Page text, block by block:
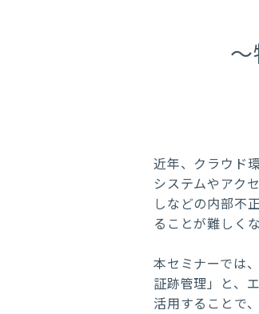
近年、クラウド
システムやアク
しなどの内部不
ることが難しく
本セミナーでは
証跡管理」と、
活用することで